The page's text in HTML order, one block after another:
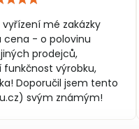
/
5
mé zakázky
cena - o polovinu
prodejců,
výrobku,
Doporučil jsem tento
svým známým!